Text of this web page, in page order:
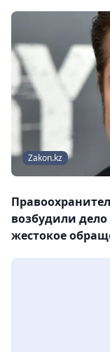
Zakon.kz
возбудили
жестокое